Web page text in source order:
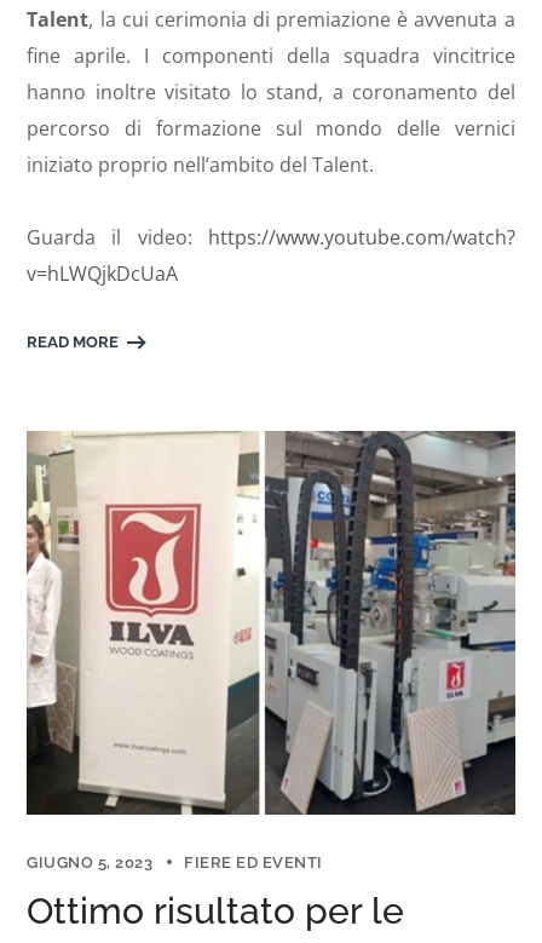
Talent, la cui cerimonia di premiazione è avvenuta a
fine aprile. I componenti della squadra vincitrice
hanno inoltre visitato lo stand, a coronamento del
percorso di formazione sul mondo delle vernici
iniziato proprio nell’ambito del Talent.
Guarda il video: https://www.youtube.com/watch?
v=hLWQjkDcUaA
READ MORE
GIUGNO 5, 2023 FIERE ED EVENTI
Ottimo risultato per le